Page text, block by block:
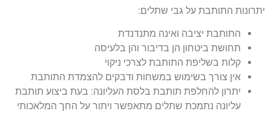
יתרונות התותבת על גבי שתלים:
התותבת יציבה ואינה מתנדנדת
תחושת ביטחון הן בדיבור והן בלעיסה
קלות בשליפת התותבת לצרכי ניקוי
אין צורך בשימוש במשחות ודבקים להצמדת התותבת
יתרון להחלפת תותבת בלסת העליונה: בעת ביצוע תותבת
עליונה נתמכת שתלים מתאפשר ויתור על החך המלאכותי